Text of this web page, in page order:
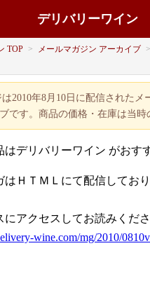
デリバリーワイン
TOP > メールマガジン アーカイブ >
2010年8月10日に配信されたメ
です。商品の価格・在庫は当時
はデリバリーワイン がおす
はＨＴＭＬにて配信してお
にアクセスしてお読みくだ
wine.com/mg/2010/